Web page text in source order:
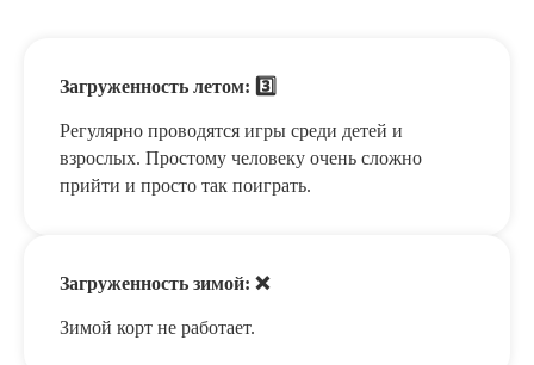
Загруженность летом: 3️⃣
Регулярно проводятся игры среди детей и
взрослых. Простому человеку очень сложно
прийти и просто так поиграть.
Загруженность зимой: ❌
Зимой корт не работает.